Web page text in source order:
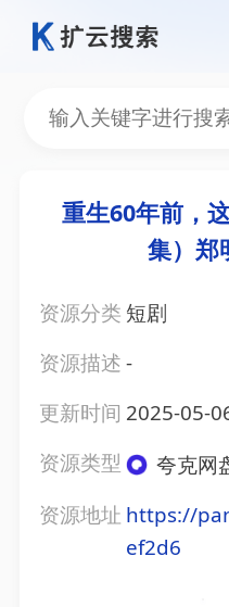
重生60年前，
集）郑
资源分类 短剧
资源描述-
更新时间 2025-05-
资源类型
夸克网
资源地址 https://
ef2d6